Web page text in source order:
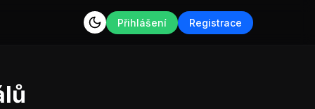
Přihlášení Registrace